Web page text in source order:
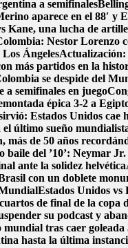
a semifinales
aparece en el 88′ y
Kane, una lucha de
Nestor Lorenzo
Los ÁngelesActualización:
más partidos en la
se despide del
a semifinales en juego
épica 3-2 a
Estados Unidos cae
último sueño
más de 50 años
baile del ’10’: Neymar
ante la solidez helvética
con un doblete
Estados Unidos vs
de final de la copa
su podcast y
mundial tras caer
hasta la última